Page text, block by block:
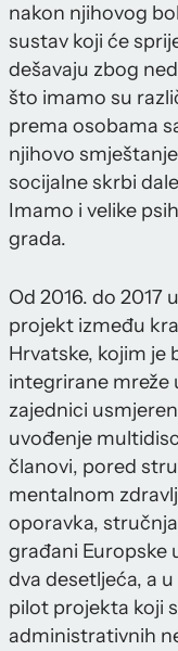
nakon njihovog
sustav koji će
dešavaju zbog
što imamo su
prema osobama
njihovo
socijalne skrbi
Imamo i velike
grada.
Od 2016. do 2017
projekt između
Hrvatske, kojim je
integrirane mreže
zajednici
uvođenje
članovi, pored
mentalnom
oporavka,
građani Europske
dva desetljeća, a
pilot projekta koji
administrativnih